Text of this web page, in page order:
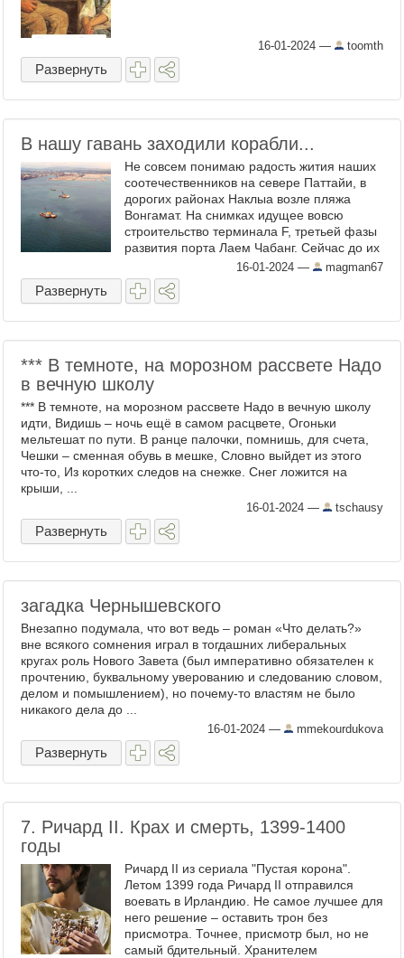
16-01-2024 — toomth
Развернуть
В нашу гавань заходили корабли...
Не совсем понимаю радость жития наших
соотечественников на севере Паттайи, в
дорогих районах Наклыа возле пляжа
Вонгамат. На снимках идущее вовсю
строительство терминала F, третьей фазы
развития порта Лаем Чабанг. Сейчас до их
балконов и великолепного вида на
тропический закат от порта ...
16-01-2024 — magman67
Развернуть
*** В темноте, на морозном рассвете Надо
в вечную школу
*** В темноте, на морозном рассвете Надо в вечную школу
идти, Видишь – ночь ещё в самом расцвете, Огоньки
мельтешат по пути. В ранце палочки, помнишь, для счета,
Чешки – сменная обувь в мешке, Словно выйдет из этого
что-то, Из коротких следов на снежке. Снег ложится на
крыши, ...
16-01-2024 — tschausy
Развернуть
загадка Чернышевского
Внезапно подумала, что вот ведь – роман «Что делать?»
вне всякого сомнения играл в тогдашних либеральных
кругах роль Нового Завета (был императивно обязателен к
прочтению, буквальному уверованию и следованию словом,
делом и помышлением), но почему-то властям не было
никакого дела до ...
16-01-2024 — mmekourdukova
Развернуть
7. Ричард II. Крах и смерть, 1399-1400
годы
Ричард II из сериала "Пустая корона".
Летом 1399 года Ричард II отправился
воевать в Ирландию. Не самое лучшее для
него решение – оставить трон без
присмотра. Точнее, присмотр был, но не
самый бдительный. Хранителем